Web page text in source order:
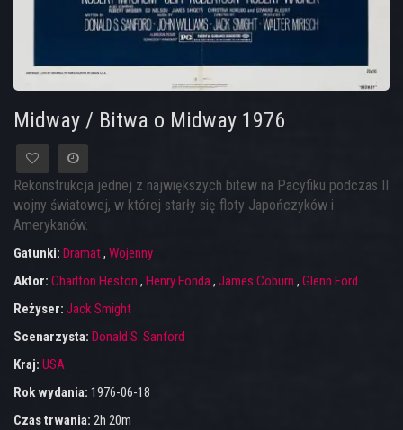
Midway / Bitwa o Midway 1976
Rekonstrukcja jednej z największych bitew na Pacyfiku podczas II
wojny światowej, w której starły się floty Japończyków i
Amerykanów.
Gatunki: Dramat, Wojenny
Aktor: Charlton Heston , Henry Fonda, James Coburn , Glenn Ford
Reżyser: Jack Smight
Scenarzysta: Donald S. Sanford
Kraj: USA
Rok wydania: 1976-06-18
Czas trwania: 2h 20m